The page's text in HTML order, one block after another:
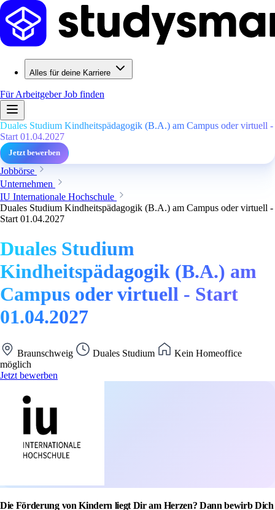
Alles für deine Karriere
Für ArbeitgeberJob finden
Duales Studium Kindheitspädagogik (B.A.) am Campus oder virtuell -
Start 01.04.2027
Jetzt bewerben
Jobbörse
Unternehmen
IU Internationale Hochschule
Duales Studium Kindheitspädagogik (B.A.) am Campus oder virtuell -
Start 01.04.2027
Duales Studium
Kindheitspädagogik (B.A.) am
Campus oder virtuell - Start
01.04.2027
Braunschweig Duales Studium
Kein Homeoffice
möglich
Jetzt bewerben
Die Förderung von Kindern liegt Dir am Herzen? Dann bewirb Dich